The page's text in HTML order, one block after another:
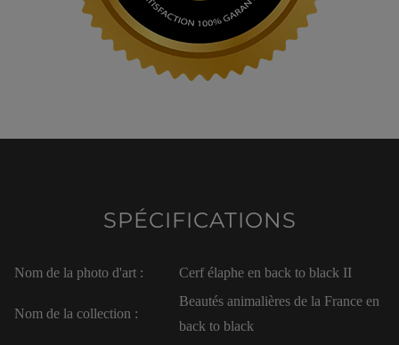
SPÉCIFICATIONS
Nom de la photo d'art : Cerf élaphe en back to black II
Nom de la collection :
Beautés animalières de la France en
back to black